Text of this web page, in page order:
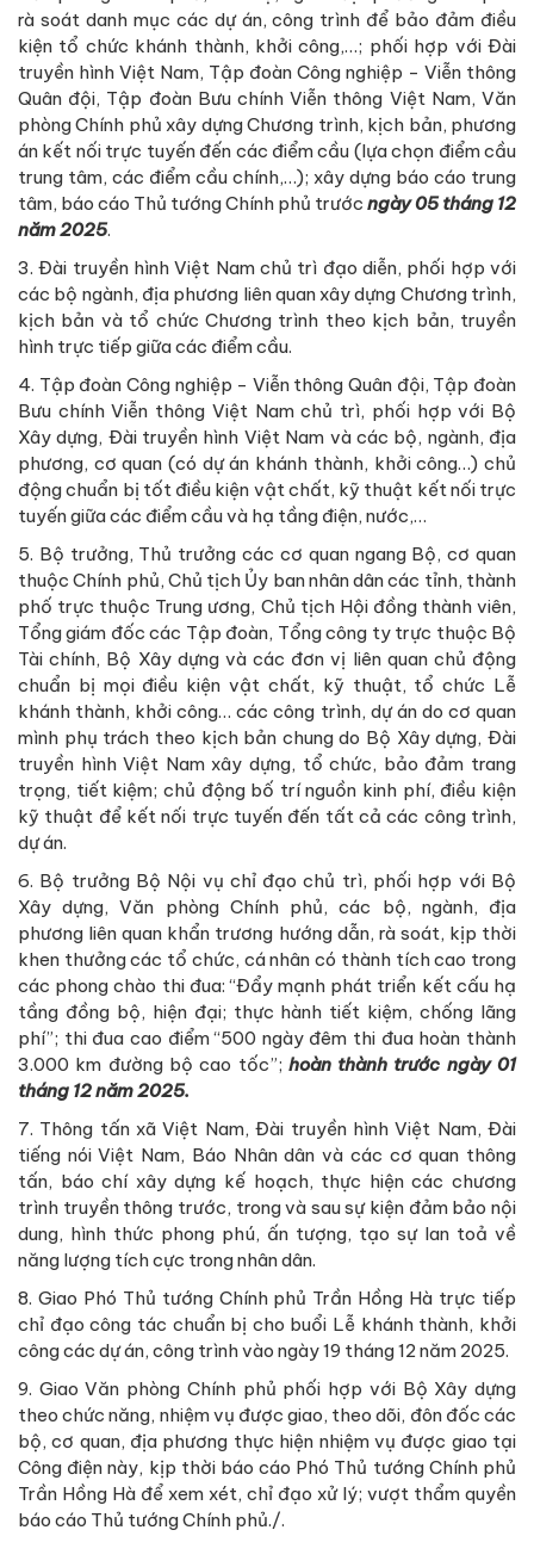
rà soát danh mục các dự án, công trình để bảo đảm điều
kiện tổ chức khánh thành, khởi công,…; phối hợp với Đài
truyền hình Việt Nam, Tập đoàn Công nghiệp - Viễn thông
Quân đội, Tập đoàn Bưu chính Viễn thông Việt Nam, Văn
phòng Chính phủ xây dựng Chương trình, kịch bản, phương
án kết nối trực tuyến đến các điểm cầu (lựa chọn điểm cầu
trung tâm, các điểm cầu chính,…); xây dựng báo cáo trung
tâm, báo cáo Thủ tướng Chính phủ trước ngày 05 tháng 12
năm 2025.
3. Đài truyền hình Việt Nam chủ trì đạo diễn, phối hợp với
các bộ ngành, địa phương liên quan xây dựng Chương trình,
kịch bản và tổ chức Chương trình theo kịch bản, truyền
hình trực tiếp giữa các điểm cầu.
4. Tập đoàn Công nghiệp - Viễn thông Quân đội, Tập đoàn
Bưu chính Viễn thông Việt Nam chủ trì, phối hợp với Bộ
Xây dựng, Đài truyền hình Việt Nam và các bộ, ngành, địa
phương, cơ quan (có dự án khánh thành, khởi công…) chủ
động chuẩn bị tốt điều kiện vật chất, kỹ thuật kết nối trực
tuyến giữa các điểm cầu và hạ tầng điện, nước,…
5. Bộ trưởng, Thủ trưởng các cơ quan ngang Bộ, cơ quan
thuộc Chính phủ, Chủ tịch Ủy ban nhân dân các tỉnh, thành
phố trực thuộc Trung ương, Chủ tịch Hội đồng thành viên,
Tổng giám đốc các Tập đoàn, Tổng công ty trực thuộc Bộ
Tài chính, Bộ Xây dựng và các đơn vị liên quan chủ động
chuẩn bị mọi điều kiện vật chất, kỹ thuật, tổ chức Lễ
khánh thành, khởi công… các công trình, dự án do cơ quan
mình phụ trách theo kịch bản chung do Bộ Xây dựng, Đài
truyền hình Việt Nam xây dựng, tổ chức, bảo đảm trang
trọng, tiết kiệm; chủ động bố trí nguồn kinh phí, điều kiện
kỹ thuật để kết nối trực tuyến đến tất cả các công trình,
dự án.
6. Bộ trưởng Bộ Nội vụ chỉ đạo chủ trì, phối hợp với Bộ
Xây dựng, Văn phòng Chính phủ, các bộ, ngành, địa
phương liên quan khẩn trương hướng dẫn, rà soát, kịp thời
khen thưởng các tổ chức, cá nhân có thành tích cao trong
các phong chào thi đua: “Đẩy mạnh phát triển kết cấu hạ
tầng đồng bộ, hiện đại; thực hành tiết kiệm, chống lãng
phí”; thi đua cao điểm “500 ngày đêm thi đua hoàn thành
3.000 km đường bộ cao tốc”; hoàn thành trước ngày 01
tháng 12 năm 2025.
7. Thông tấn xã Việt Nam, Đài truyền hình Việt Nam, Đài
tiếng nói Việt Nam, Báo Nhân dân và các cơ quan thông
tấn, báo chí xây dựng kế hoạch, thực hiện các chương
trình truyền thông trước, trong và sau sự kiện đảm bảo nội
dung, hình thức phong phú, ấn tượng, tạo sự lan toả về
năng lượng tích cực trong nhân dân.
8. Giao Phó Thủ tướng Chính phủ Trần Hồng Hà trực tiếp
chỉ đạo công tác chuẩn bị cho buổi Lễ khánh thành, khởi
công các dự án, công trình vào ngày 19 tháng 12 năm 2025.
9. Giao Văn phòng Chính phủ phối hợp với Bộ Xây dựng
theo chức năng, nhiệm vụ được giao, theo dõi, đôn đốc các
bộ, cơ quan, địa phương thực hiện nhiệm vụ được giao tại
Công điện này, kịp thời báo cáo Phó Thủ tướng Chính phủ
Trần Hồng Hà để xem xét, chỉ đạo xử lý; vượt thẩm quyền
báo cáo Thủ tướng Chính phủ./.